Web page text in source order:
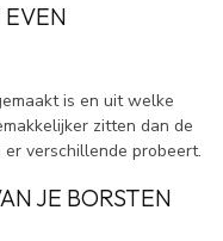
is en uit welke
zitten dan de
verschillende probeert.
JE BORSTEN